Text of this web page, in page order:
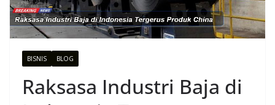
BISNIS BLOG
Raksasa Industri Baja di